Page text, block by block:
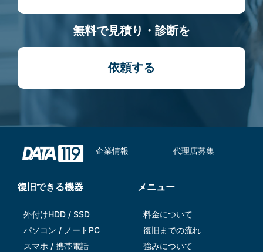
無料で見積り・診断を
依頼する
企業情報 代理店募集
復旧できる機器
外付けHDD / SSD
パソコン / ノートPC
スマホ / 携帯電話
メニュー
料金について
復旧までの流れ
強みについて